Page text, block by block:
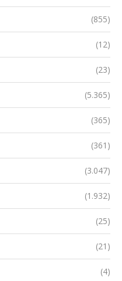
(855)
(12)
(23)
(5.365)
(365)
(361)
(3.047)
(1.932)
(25)
(21)
(4)